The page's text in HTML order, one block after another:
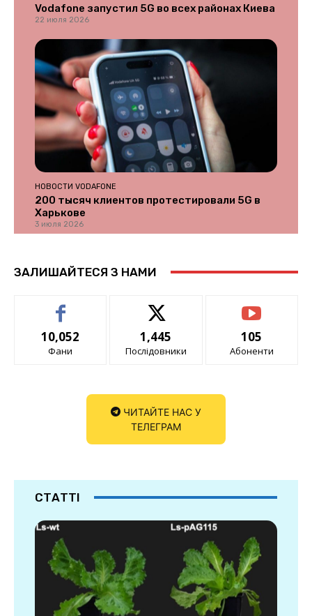
Vodafone запустил 5G во всех районах Киева
22 июля 2026
НОВОСТИ VODAFONE
200 тысяч клиентов протестировали 5G в
Харькове
3 июля 2026
ЗАЛИШАЙТЕСЯ З НАМИ
10,052
Фани
1,445
Послідовники
105
Абоненти
ЧИТАЙТЕ НАС У
ТЕЛЕГРАМ
СТАТТІ